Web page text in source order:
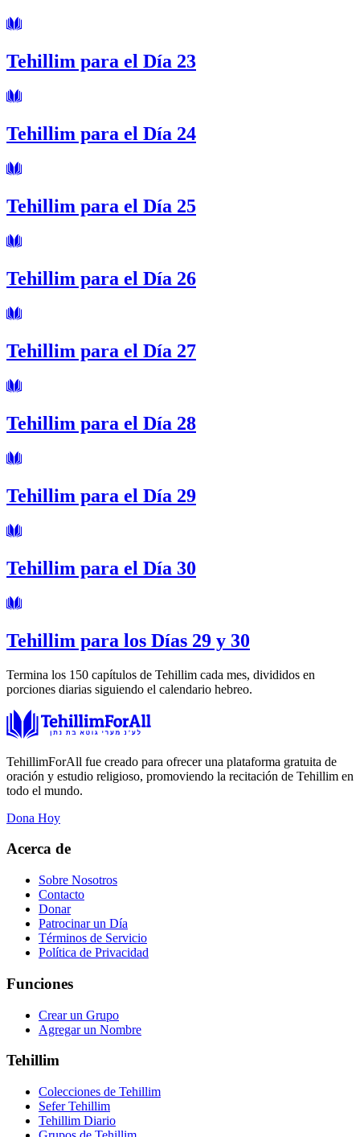
Tehillim para el Día 23
Tehillim para el Día 24
Tehillim para el Día 25
Tehillim para el Día 26
Tehillim para el Día 27
Tehillim para el Día 28
Tehillim para el Día 29
Tehillim para el Día 30
Tehillim para los Días 29 y 30
Termina los 150 capítulos de Tehillim cada mes, divididos en
porciones diarias siguiendo el calendario hebreo.
TehillimForAll fue creado para ofrecer una plataforma gratuita de
oración y estudio religioso, promoviendo la recitación de Tehillim en
todo el mundo.
Dona Hoy
Acerca de
Sobre Nosotros
Contacto
Donar
Patrocinar un Día
Términos de Servicio
Política de Privacidad
Funciones
Crear un Grupo
Agregar un Nombre
Tehillim
Colecciones de Tehillim
Sefer Tehillim
Tehillim Diario